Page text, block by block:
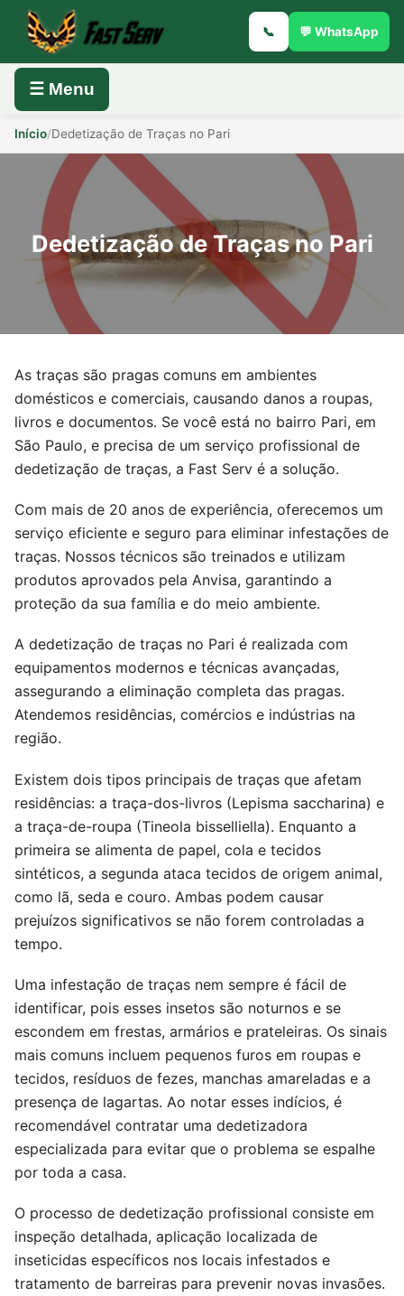
📞 💬 WhatsApp
☰ Menu
Início/Dedetização de Traças no Pari
Dedetização de Traças no Pari
As traças são pragas comuns em ambientes
domésticos e comerciais, causando danos a roupas,
livros e documentos. Se você está no bairro Pari, em
São Paulo, e precisa de um serviço profissional de
dedetização de traças, a Fast Serv é a solução.
Com mais de 20 anos de experiência, oferecemos um
serviço eficiente e seguro para eliminar infestações de
traças. Nossos técnicos são treinados e utilizam
produtos aprovados pela Anvisa, garantindo a
proteção da sua família e do meio ambiente.
A dedetização de traças no Pari é realizada com
equipamentos modernos e técnicas avançadas,
assegurando a eliminação completa das pragas.
Atendemos residências, comércios e indústrias na
região.
Existem dois tipos principais de traças que afetam
residências: a traça-dos-livros (Lepisma saccharina) e
a traça-de-roupa (Tineola bisselliella). Enquanto a
primeira se alimenta de papel, cola e tecidos
sintéticos, a segunda ataca tecidos de origem animal,
como lã, seda e couro. Ambas podem causar
prejuízos significativos se não forem controladas a
tempo.
Uma infestação de traças nem sempre é fácil de
identificar, pois esses insetos são noturnos e se
escondem em frestas, armários e prateleiras. Os sinais
mais comuns incluem pequenos furos em roupas e
tecidos, resíduos de fezes, manchas amareladas e a
presença de lagartas. Ao notar esses indícios, é
recomendável contratar uma dedetizadora
especializada para evitar que o problema se espalhe
por toda a casa.
O processo de dedetização profissional consiste em
inspeção detalhada, aplicação localizada de
inseticidas específicos nos locais infestados e
tratamento de barreiras para prevenir novas invasões.